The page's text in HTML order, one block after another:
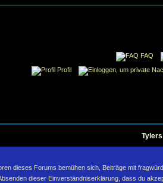
FAQ
Profil
dieses Forums bemühen sich, Beiträge mit
dieser Einverständniserklärung, dass du